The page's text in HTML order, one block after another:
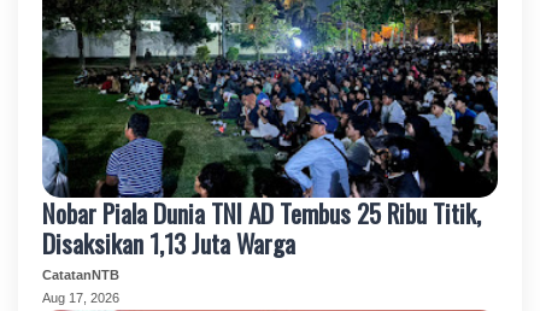
Nobar Piala Dunia TNI AD Tembus 25 Ribu Titik,
Disaksikan 1,13 Juta Warga
CatatanNTB
Aug 17, 2026